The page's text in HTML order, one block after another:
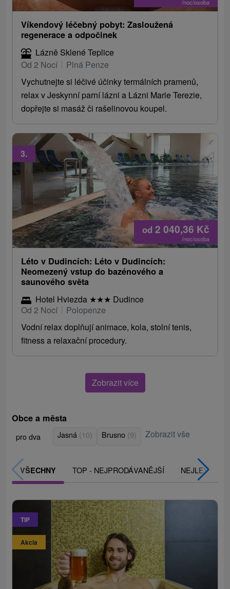
/noc/osoba
Víkendový léčebný pobyt: Zasloužená
regenerace a odpočinek
Lázně Sklené Teplice
Od 2 Nocí
Plná Penze
Vychutnejte si léčivé účinky termálních pramenů,
relax v Jeskynní parní lázni a Lázni Marie Terezie,
dopřejte si masáž či rašelinovou koupel.
od 2 040,36 Kč
/noc/osoba
3.
Léto v Dudincích: Léto v Dudincích:
Neomezený vstup do bazénového a
saunového světa
Hotel Hviezda ★★★ Dudince
Od 2 Nocí
Polopenze
Vodní relax doplňují animace, kola, stolní tenis,
fitness a relaxační procedury.
Zobrazit více
Obce a města
pro dva Jasná (10) Brusno (9) Zobrazit vše
VŠECHNY TOP - NEJPRODÁVANĚJŠÍ NEJLEVNĚJŠÍ
TIP
Akcia